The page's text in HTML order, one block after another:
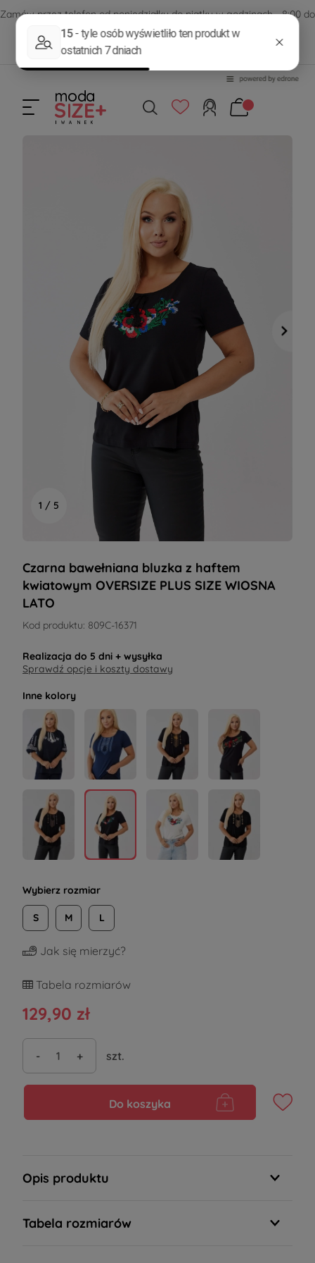
Zamów przez telefon od poniedziałku do piątku w godzinach - 8:00 do
15:00
570 390 351
sklep@modasizeplus.pl
1 / 5
Czarna bawełniana bluzka z haftem
kwiatowym OVERSIZE PLUS SIZE WIOSNA
LATO
Kod produktu: 809C-16371
Realizacja do 5 dni + wysyłka
Sprawdź opcje i koszty dostawy
Inne kolory
Wybierz rozmiar
S M L
Jak się mierzyć?
Tabela rozmiarów
129,90 zł
- + szt.
Do koszyka
Opis produktu
Tabela rozmiarów